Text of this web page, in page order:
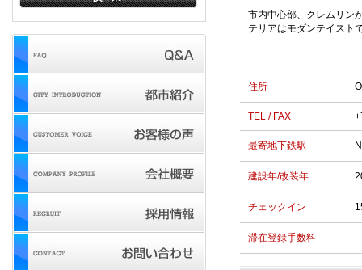
市内中心部、クレムリン
テリアはモダンテイスト
住所
TEL / FAX
最寄地下鉄駅
建設年/改装年
チェックイン
滞在登録手数料